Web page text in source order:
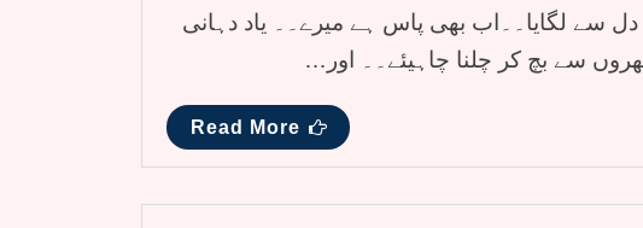
دل سے لگایا۔۔اب بھی پاس ہے میرے۔۔ یاد دہانی
سے بچ کر چلنا چاہیئے۔۔ اور…
Read More